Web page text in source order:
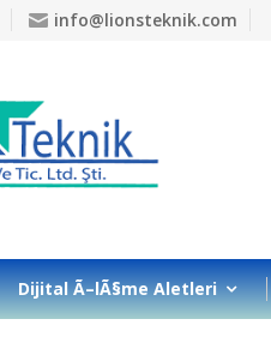
info@lionsteknik.com
Dijital Ã–lÃ§me Aletleri